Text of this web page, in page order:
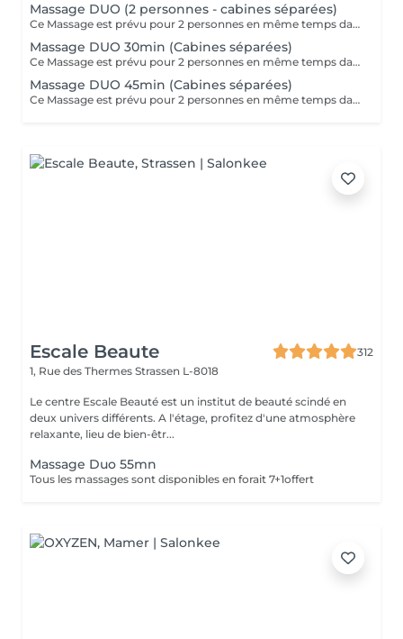
Massage DUO (2 personnes - cabines séparées)
Ce Massage est prévu pour 2 personnes en même temps dans 2 CABINES SÉPARÉES. Les 2 massages seront Sur Mesure, en fonction des envies et des besoins de chacun. -> Pour une cabine Duo voir Limpertsberg, Soleuvre ou Marnach.
Massage DUO 30min (Cabines séparées)
Ce Massage est prévu pour 2 personnes en même temps dans 2 CABINES SÉPARÉES. Les 2 massages seront Sur Mesure, en fonction des envies et des besoins de chacun. -> Pour une cabine Duo voir Limpertsberg, Soleuvre ou Marnach.
Massage DUO 45min (Cabines séparées)
Ce Massage est prévu pour 2 personnes en même temps dans 2 CABINES SÉPARÉES. Les 2 massages seront Sur Mesure, en fonction des envies et des besoins de chacun. -> Pour une cabine Duo voir Limpertsberg, Soleuvre ou Marnach.
Escale Beaute
312
1, Rue des Thermes Strassen L-8018
Le centre Escale Beauté est un institut de beauté scindé en
deux univers différents. A l'étage, profitez d'une atmosphère
relaxante, lieu de bien-êtr...
Massage Duo 55mn
Tous les massages sont disponibles en forait 7+1offert